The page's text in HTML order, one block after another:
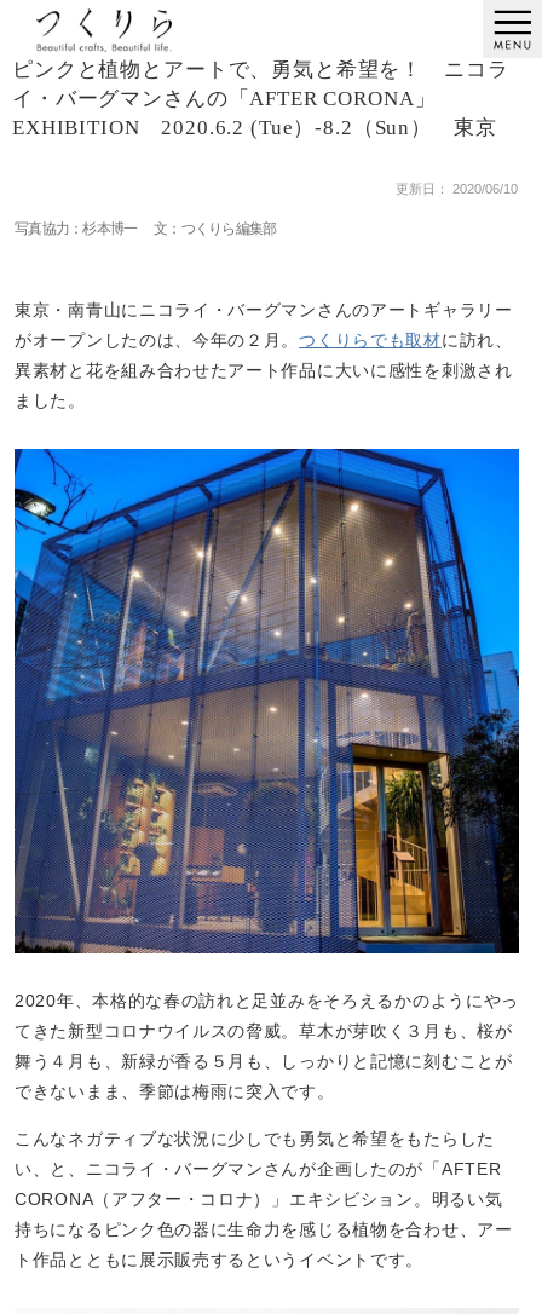
ピンクと植物とアートで、勇気と希望を！ ニコラ
イ・バーグマンさんの「AFTER CORONA」
EXHIBITION 2020.6.2 (Tue）-8.2（Sun） 東京
更新日： 2020/06/10
写真協力：杉本博一 文：つくりら編集部
東京・南青山にニコライ・バーグマンさんのアートギャラリー
がオープンしたのは、今年の２月。つくりらでも取材に訪れ、
異素材と花を組み合わせたアート作品に大いに感性を刺激され
ました。
2020年、本格的な春の訪れと足並みをそろえるかのようにやっ
てきた新型コロナウイルスの脅威。草木が芽吹く３月も、桜が
舞う４月も、新緑が香る５月も、しっかりと記憶に刻むことが
できないまま、季節は梅雨に突入です。
こんなネガティブな状況に少しでも勇気と希望をもたらした
い、と、ニコライ・バーグマンさんが企画したのが「AFTER
CORONA（アフター・コロナ）」エキシビション。明るい気
持ちになるピンク色の器に生命力を感じる植物を合わせ、アー
ト作品とともに展示販売するというイベントです。